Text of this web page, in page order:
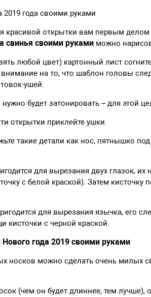
года своими руками
красивой открытки вам первым
свинья своими руками можно
любой цвет) картонный лист
внимание на то, что шаблон головы
ушей.
будет затонировать – для этой
открытки приклейте ушки.
такие детали как нос, пятнышко
для вырезания двух глазок,
с белой краской). Затем кисточку
для вырезания язычка, его
кисточки с черной краской.
года 2019 своими руками
носков можно сделать очень милых
(чем он будет длиннее, тем лучше),